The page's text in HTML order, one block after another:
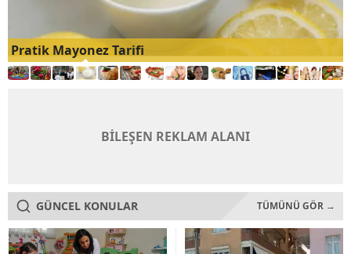
Pratik Mayonez Tarifi
BİLEŞEN REKLAM ALANI
GÜNCEL KONULAR TÜMÜNÜ GÖR →